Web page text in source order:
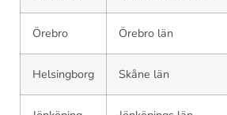
Örebro Örebro län
Helsingborg Skåne län